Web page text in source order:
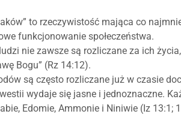
to rzeczywistość mająca co
funkcjonowanie społeczeństwa.
nie zawsze są rozliczane za ich
Bogu” (Rz 14:12).
są często rozliczane już w czasie
wydaje się jasne i jednoznaczne.
Edomie, Ammonie i Niniwie (Iz 13:1;